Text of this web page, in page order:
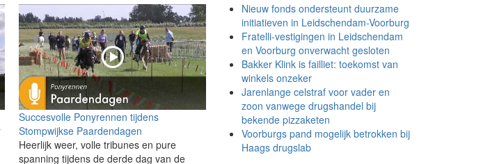
Succesvolle Ponyrennen tijdens
Stompwijkse Paardendagen
Heerlijk weer, volle tribunes en pure
spanning tijdens de derde dag van de
Nieuw fonds ondersteunt duurzame
initiatieven in Leidschendam-Voorburg
Fratelli-vestigingen in Leidschendam
en Voorburg onverwacht gesloten
Bakker Klink is failliet: toekomst van
winkels onzeker
Jarenlange celstraf voor vader en
zoon vanwege drugshandel bij
bekende pizzaketen
Voorburgs pand mogelijk betrokken bij
Haags drugslab